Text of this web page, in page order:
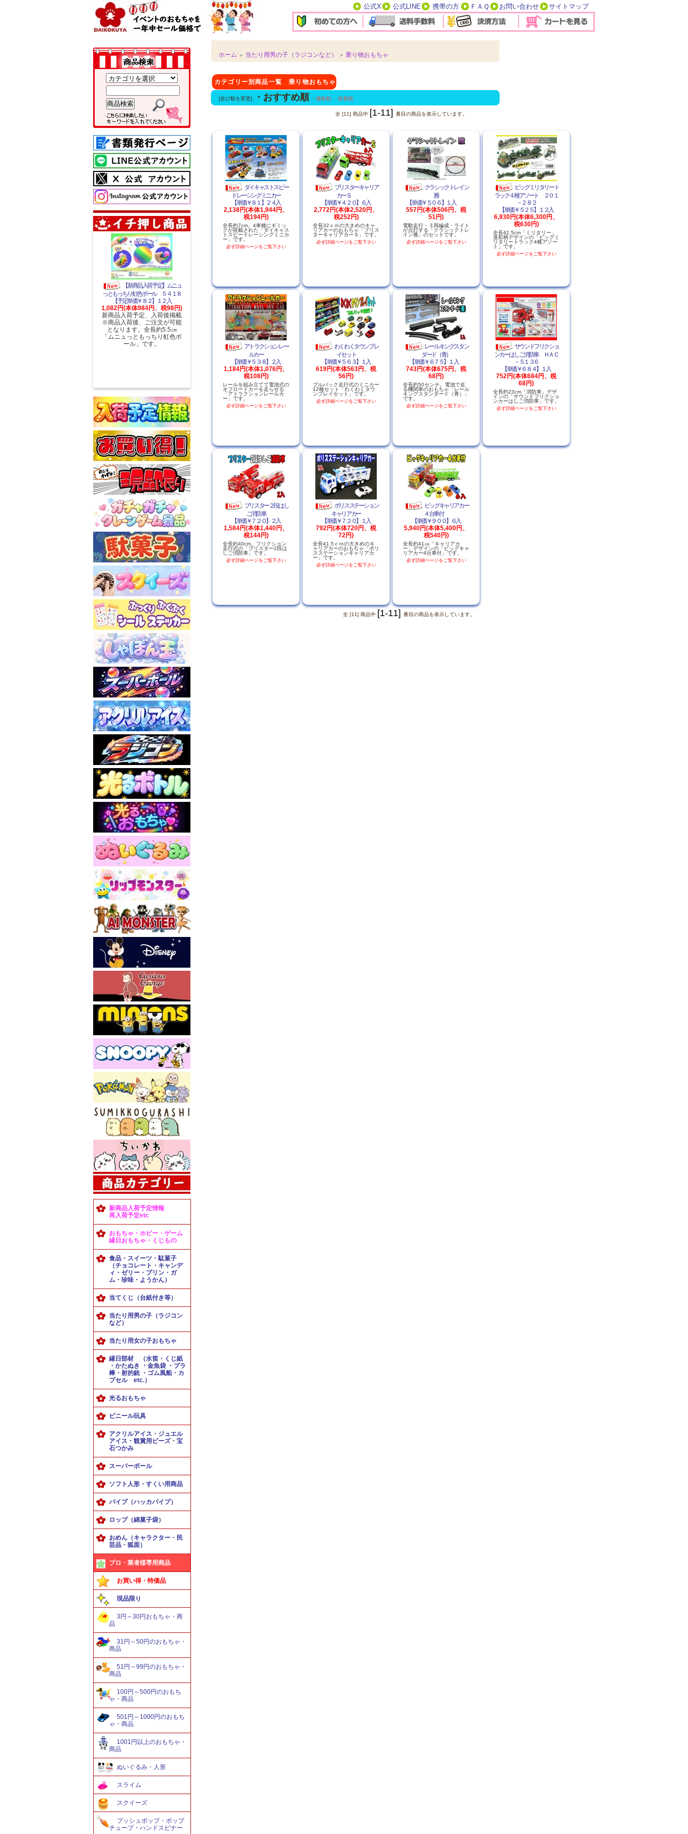
公式X 公式LINE 携帯の方 ＦＡＱ お問い合わせ サイトマップ
【新商品入荷予定】ムニュ
っともっちり虹色ボール ５４１８
【予定単価￥８２】１２入
1,082円(本体984円、税98円)
新商品入荷予定、入荷後掲載
※商品入荷後、ご注文が可能
となります。全長約5.5㎝
「ムニュっともっちり虹色ボ
ール」です。
新商品入荷予定情報
再入荷予定etc
おもちゃ・ホビー・ゲーム
縁日おもちゃ・くじもの
食品・スイーツ・駄菓子
（チョコレート・キャンデ
ィ・ゼリー・プリン・ガ
ム・珍味・ようかん）
当てくじ（台紙付き等）
当たり用男の子（ラジコン
など）
当たり用女の子おもちゃ
縁日部材 （水笛・くじ紙
・かたぬき ・金魚袋 ・プラ
棒・射的銃 ・ゴム風船・カ
プセル etc.）
光るおもちゃ
ビニール玩具
アクリルアイス・ジュエル
アイス・観賞用ビーズ・宝
石つかみ
スーパーボール
ソフト人形・すくい用商品
パイプ（ハッカパイプ）
ロップ（綿菓子袋）
おめん（キャラクター・民
芸品・狐面）
プロ・業者様専用商品
お買い得・特価品
現品限り
3円～30円おもちゃ・商
品
31円～50円のおもちゃ・
商品
51円～99円のおもちゃ・
商品
100円～500円のおもち
ゃ・商品
501円～1000円のおもち
ゃ・商品
1001円以上のおもちゃ・
商品
ぬいぐるみ・人形
スライム
スクイーズ
プッシュポップ・ポップ
チューブ・ハンドスピナー
ホーム ＞ 当たり用男の子（ラジコンなど） ＞ 乗り物おもちゃ
カテゴリー別商品一覧 乗り物おもちゃ
[並び順を変更] ・おすすめ順 ・価格順 ・新着順
全 [11] 商品中 [1-11] 番目の商品を表示しています。
ダイキャストスピー
ドレーシングミニカー
【単価￥８１】２４入
2,138円(本体1,944円、
税194円)
全長約7cm。4車種にギミッ
クが搭載された「ダイキャス
トスピードレーシングミニカ
ー」です。
必ず詳細ページをご覧下さい
ブリスターキャリア
カーＳ
【単価￥４２０】６入
2,772円(本体2,520円、
税252円)
全長32ｃｍの大きめのキャ
リアカーのおもちゃ「ブリス
ターキャリアカーＳ」です。
必ず詳細ページをご覧下さい
クラシックトレイン
雅
【単価￥５０６】１入
557円(本体506円、税
51円)
電動走行・３両編成・ライト
が点灯する「クラシックトレ
イン雅」のセットです。
必ず詳細ページをご覧下さい
ビッグミリタリート
ラック４種アソート ２０１
－２８２
【単価￥５２５】１２入
6,930円(本体6,300円、
税630円)
全長42.5cm「ミリタリー」
迷彩柄デザインの「ビッグミ
リタリートラック4種アソー
ト」です。
必ず詳細ページをご覧下さい
アトラクションレー
ルカー
【単価￥５３８】２入
1,184円(本体1,076円、
税108円)
レールを組み立てて電池式の
オフロードカーを走らせる
「アトラクションレールカ
ー」です。
必ず詳細ページをご覧下さい
わくわくタウンプレ
イセット
【単価￥５６３】１入
619円(本体563円、税
56円)
プルバック走行式のミニカー
12種セット「わくわくタウ
ンプレイセット」です。
必ず詳細ページをご覧下さい
レールキングスタン
ダード（青）
【単価￥６７５】１入
743円(本体675円、税
68円)
全長約50センチ。電池で走
る機関車のおもちゃ「レール
キングスタンダード（青）」
です。
必ず詳細ページをご覧下さい
サウンドフリクショ
ンカーはしご消防車 ＨＡＣ
－５１３６
【単価￥６８４】１入
752円(本体684円、税
68円)
全長約23cm「消防車」デザ
インの「サウンドフリクショ
ンカーはしご消防車」です。
必ず詳細ページをご覧下さい
ブリスター２段はし
ご消防車
【単価￥７２０】２入
1,584円(本体1,440円、
税144円)
全長約40cm。フリクション
走行式の「ブリスター2段は
しご消防車」です。
必ず詳細ページをご覧下さい
ポリスステーション
キャリアカー
【単価￥７２０】１入
792円(本体720円、税
72円)
全長41.5ｃｍの大きめのキ
ャリアカーのおもちゃ「ポリ
スステーションキャリアカ
ー」です。
必ず詳細ページをご覧下さい
ビッグキャリアカー
４台車付
【単価￥９００】６入
5,940円(本体5,400円、
税540円)
全長約41㎝「キャリアカ
ー」デザインの「ビッグキャ
リアカー4台車付」です。
必ず詳細ページをご覧下さい
全 [11] 商品中 [1-11] 番目の商品を表示しています。